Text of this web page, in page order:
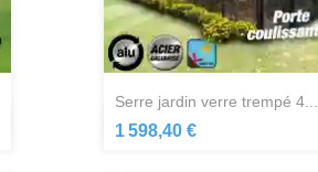
serre jardin verre trempé 4...
1 598,40 €
Aperçu rapide